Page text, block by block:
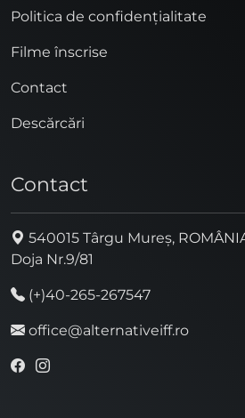
Politica de confidențialitate
Filme înscrise
Contact
Descărcări
Contact
540015 Târgu Mureș,
Doja Nr.9/81
(+)40-265-267547
office@alternativeiff.ro